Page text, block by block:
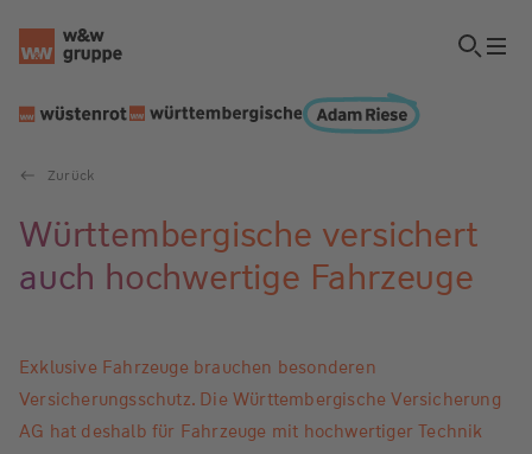
Zurück
Württembergische versichert
auch hochwertige Fahrzeuge
Exklusive Fahrzeuge brauchen besonderen
Versicherungsschutz. Die Württembergische Versicherung
AG hat deshalb für Fahrzeuge mit hochwertiger Technik